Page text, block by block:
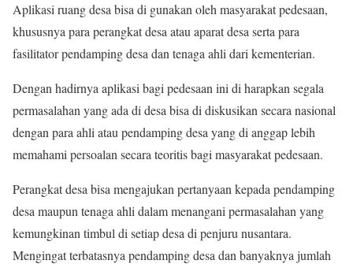
Aplikasi ruang desa bisa di gunakan oleh masyarakat pedesaan,
khususnya para perangkat desa atau aparat desa serta para
fasilitator pendamping desa dan tenaga ahli dari kementerian.
Dengan hadirnya aplikasi bagi pedesaan ini di harapkan segala
permasalahan yang ada di desa bisa di diskusikan secara nasional
dengan para ahli atau pendamping desa yang di anggap lebih
memahami persoalan secara teoritis bagi masyarakat pedesaan.
Perangkat desa bisa mengajukan pertanyaan kepada pendamping
desa maupun tenaga ahli dalam menangani permasalahan yang
kemungkinan timbul di setiap desa di penjuru nusantara.
Mengingat terbatasnya pendamping desa dan banyaknya jumlah